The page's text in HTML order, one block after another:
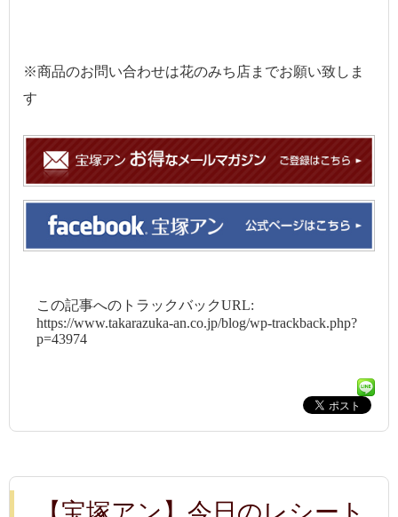
※商品のお問い合わせは花のみち店までお願い致しま
す
この記事へのトラックバックURL:
https://www.takarazuka-an.co.jp/blog/wp-trackback.php?
p=43974